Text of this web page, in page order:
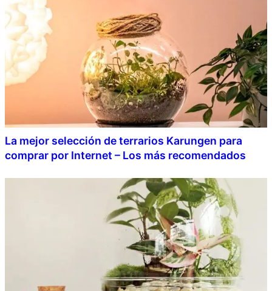
La mejor selección de terrarios Karungen para
comprar por Internet – Los más recomendados